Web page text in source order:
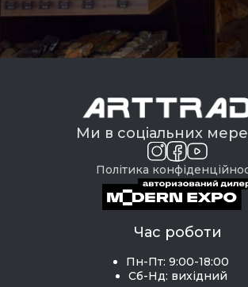
Ми в соціальних
Політика
Час роботи
Пн-Пт: 9:00-18:00
Сб-Нд: вихідний